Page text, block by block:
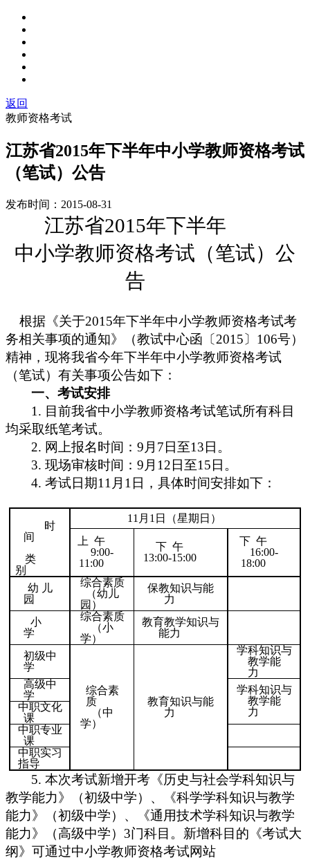
返回
教师资格考试
江苏省2015年下半年中小学教师资格考试
（笔试）公告
发布时间： 2015-08-31
江苏省2015年下半年
中小学教师资格考试（笔试）公
告
根据《关于2015年下半年中小学教师资格考试考
务相关事项的通知》（教试中心函〔2015 〕 106号）
精神，现将我省今年下半年中小学教师资格考试
（笔试）有关事项公告如下：
一、考试安排
1. 目前我省中小学教师资格考试笔试所有科目
均采取纸笔考试。
2. 网上报名时间：9月 7 日至13日。
3.现场审核时间：9月 12 日至15 日。
4.考试日期11 月 1 日，具体时间安排如下：
时
间
类
别
11 月 1 日（星期日）
上 午
9:00-
11:00
下 午
13:00-15:00
下 午
16:00-
18:00
幼 儿
园
综合素质
（幼儿
园）
保教知识与能
力
小
学
综合素质
（小
学）
教育教学知识与
能力
初级中
学
综合素
质
（中
学）
教育知识与能
力
学科知识与
教学能
力
高级中
学
学科知识与
教学能
力
中职文化
课
中职专业
课
中职实习
指导
5. 本次考试新增开考《历史与社会学科知识与
教学能力》（初级中学）、《科学学科知识与教学
能力》（初级中学）、《通用技术学科知识与教学
能力》（高级中学） 3门科目。新增科目的《考试大
纲》可通过中小学教师资格考试网站